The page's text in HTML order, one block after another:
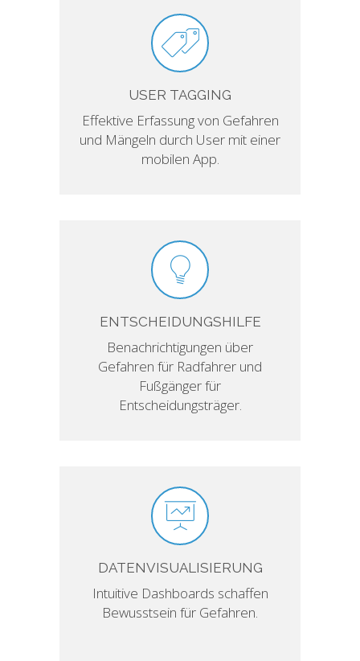
USER TAGGING
Effektive Erfassung von Gefahren
und Mängeln durch User mit einer
mobilen App.
ENTSCHEIDUNGSHILFE
Benachrichtigungen über
Gefahren für Radfahrer und
Fußgänger für
Entscheidungsträger.
DATENVISUALISIERUNG
Intuitive Dashboards schaffen
Bewusstsein für Gefahren.